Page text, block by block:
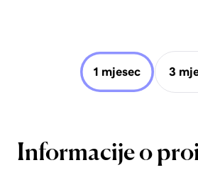
1 mjesec 3
Informacije o